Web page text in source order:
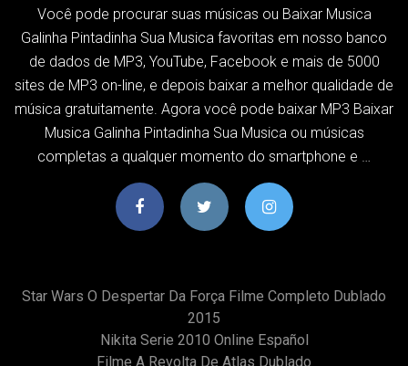
Você pode procurar suas músicas ou Baixar Musica
Galinha Pintadinha Sua Musica favoritas em nosso banco
de dados de MP3, YouTube, Facebook e mais de 5000
sites de MP3 on-line, e depois baixar a melhor qualidade de
música gratuitamente. Agora você pode baixar MP3 Baixar
Musica Galinha Pintadinha Sua Musica ou músicas
completas a qualquer momento do smartphone e …
Star Wars O Despertar Da Força Filme Completo Dublado
2015
Nikita Serie 2010 Online Español
Filme A Revolta De Atlas Dublado